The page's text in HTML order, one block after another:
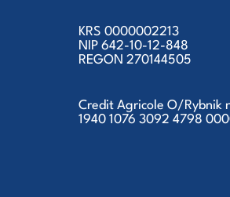
KRS 0000002213
NIP 642-10-12-848
REGON 270144505
Credit Agricole O/Rybnik
1940 1076 3092 4798